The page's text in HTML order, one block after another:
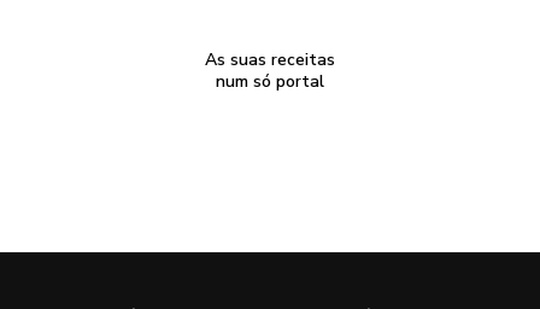
As suas receitas
num só portal